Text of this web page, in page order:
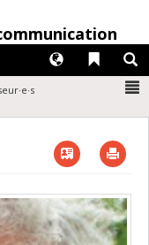
Liens
Langues
Vcard